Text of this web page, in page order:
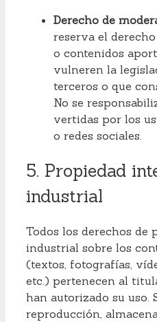
Derecho de
reserva el
o contenidos
vulneren la
terceros o que
No se
vertidas por los
o redes sociales.
5. Propiedad
industrial
Todos los derechos de
industrial sobre los
(textos, fotografías,
etc.) pertenecen al
han autorizado su uso.
reproducción,